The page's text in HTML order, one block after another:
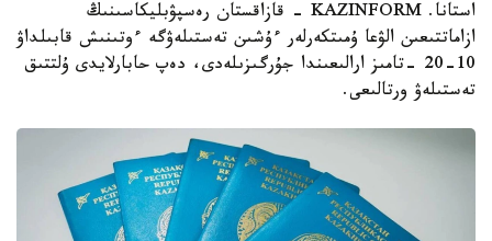
استانا. KAZINFORM - قازاقستان رەسپۋبليكاسىنىڭ
ازاماتتىعىن الۋعا ۇمىتكەرلەر ءۇشىن تەستىلەۋگە ءوتىنىش قابىلداۋ
10-20 -تامىز ارالىعىندا جۇرگىزىلەدى، دەپ حابارلايدى ۇلتتىق
تەستىلەۋ ورتالىعى.